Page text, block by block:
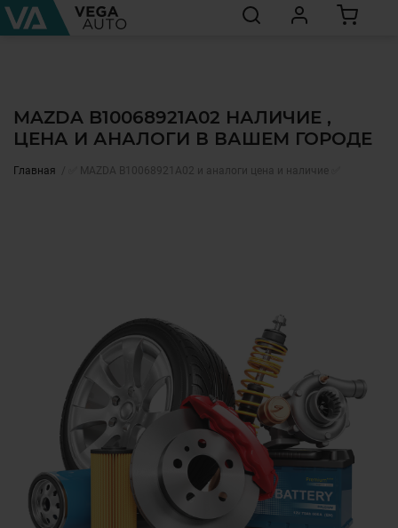
MAZDA B10068921A02 НАЛИЧИЕ ,
ЦЕНА И АНАЛОГИ В ВАШЕМ ГОРОДЕ
Главная ✅ MAZDA B10068921A02 и аналоги цена и наличие ✅